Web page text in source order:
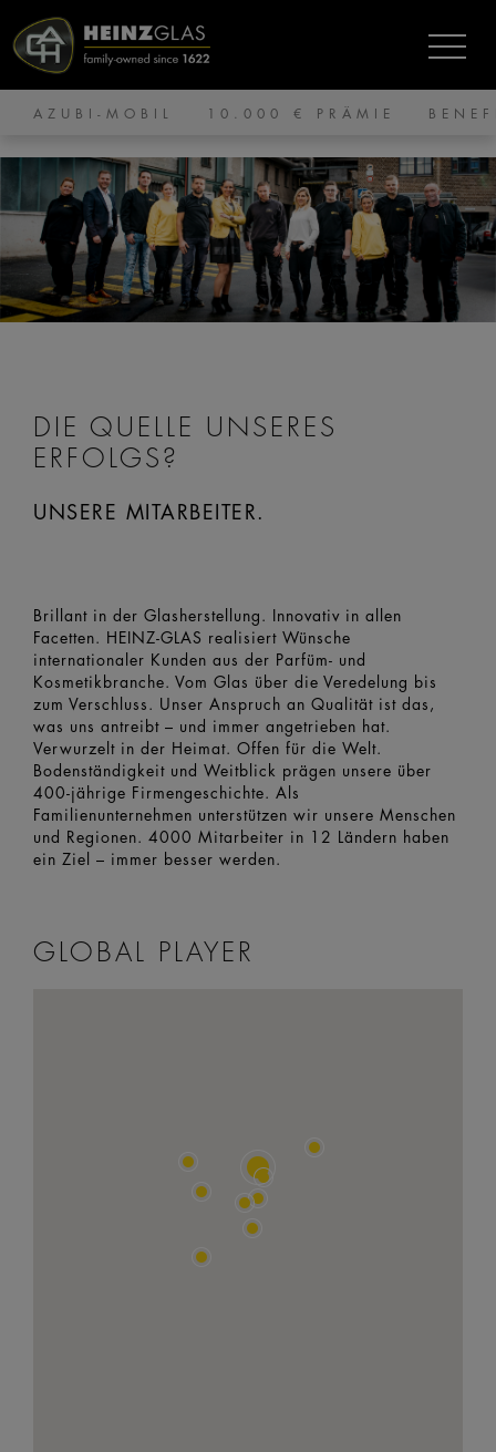
AZUBI-MOBIL 10.000 € PRÄMIE
DIE QUELLE UNSERES
ERFOLGS?
UNSERE MITARBEITER.
Brillant in der Glasherstellung. Innovativ in allen
Facetten. HEINZ-GLAS realisiert Wünsche
internationaler Kunden aus der Parfüm- und
Kosmetikbranche. Vom Glas über die Veredelung bis
zum Verschluss. Unser Anspruch an Qualität ist das,
was uns antreibt – und immer angetrieben hat.
Verwurzelt in der Heimat. Offen für die Welt.
Bodenständigkeit und Weitblick prägen unsere über
400-jährige Firmengeschichte. Als
Familienunternehmen unterstützen wir unsere Menschen
und Regionen. 4000 Mitarbeiter in 12 Ländern haben
ein Ziel – immer besser werden.
GLOBAL PLAYER